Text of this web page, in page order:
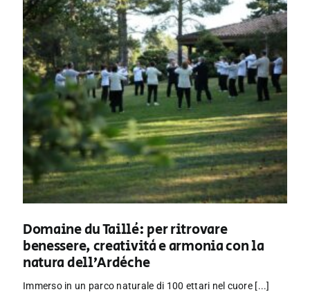
Domaine du Taillé: per ritrovare
benessere, creatività e armonia con la
natura dell’Ardèche
Immerso in un parco naturale di 100 ettari nel cuore [...]